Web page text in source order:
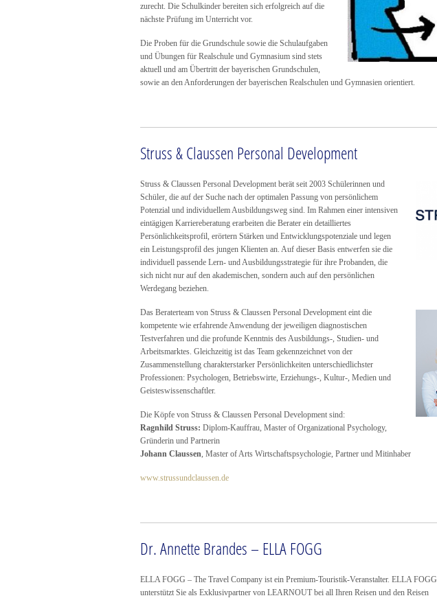
zurecht. Die Schulkinder bereiten sich erfolgreich auf die
nächste Prüfung im Unterricht vor.
Die Proben für die Grundschule sowie die Schulaufgaben
und Übungen für Realschule und Gymnasium sind stets
aktuell und am Übertritt der bayerischen Grundschulen,
sowie an den Anforderungen der bayerischen Realschulen und Gymnasien orientiert.
Struss & Claussen Personal Development
Struss & Claussen Personal Development berät seit 2003 Schülerinnen und
Schüler, die auf der Suche nach der optimalen Passung von persönlichem
Potenzial und individuellem Ausbildungsweg sind. Im Rahmen einer intensiven
eintägigen Karriereberatung erarbeiten die Berater ein detailliertes
Persönlichkeitsprofil, erörtern Stärken und Entwicklungspotenziale und legen
ein Leistungsprofil des jungen Klienten an. Auf dieser Basis entwerfen sie die
individuell passende Lern- und Ausbildungsstrategie für ihre Probanden, die
sich nicht nur auf den akademischen, sondern auch auf den persönlichen
Werdegang beziehen.
Das Beraterteam von Struss & Claussen Personal Development eint die
kompetente wie erfahrende Anwendung der jeweiligen diagnostischen
Testverfahren und die profunde Kenntnis des Ausbildungs-, Studien- und
Arbeitsmarktes. Gleichzeitig ist das Team gekennzeichnet von der
Zusammenstellung charakterstarker Persönlichkeiten unterschiedlichster
Professionen: Psychologen, Betriebswirte, Erziehungs-, Kultur-, Medien und
Geisteswissenschaftler.
Die Köpfe von Struss & Claussen Personal Development sind:
Ragnhild Struss: Diplom-Kauffrau, Master of Organizational Psychology,
Gründerin und Partnerin
Johann Claussen , Master of Arts Wirtschaftspsychologie, Partner und Mitinhaber
www.strussundclaussen.de
Dr. Annette Brandes – ELLA FOGG
ELLA FOGG – The Travel Company ist ein Premium-Touristik-Veranstalter. ELLA FOGG
unterstützt Sie als Exklusivpartner von LEARNOUT bei all Ihren Reisen und den Reisen